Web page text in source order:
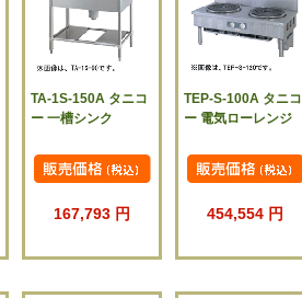
TA-1S-150A タニコ
ー 一槽シンク
167,793 円
TEP-S-100A タニコ
ー 電気ローレンジ
454,554 円